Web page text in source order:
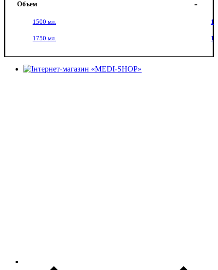
Объем
1500 мл. 1
1750 мл. 1